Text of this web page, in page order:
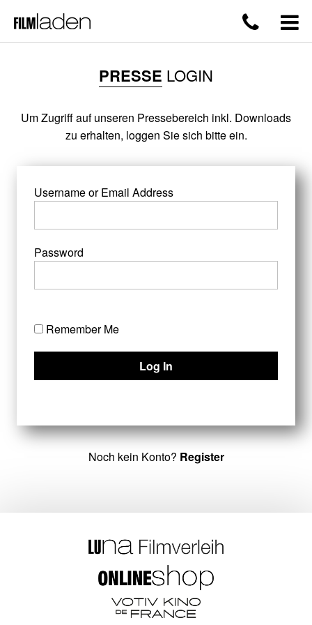
PRESSE LOGIN
Um Zugriff auf unseren Pressebereich inkl. Downloads
zu erhalten, loggen Sie sich bitte ein.
Username or Email Address
Password
Remember Me
Noch kein Konto? Register